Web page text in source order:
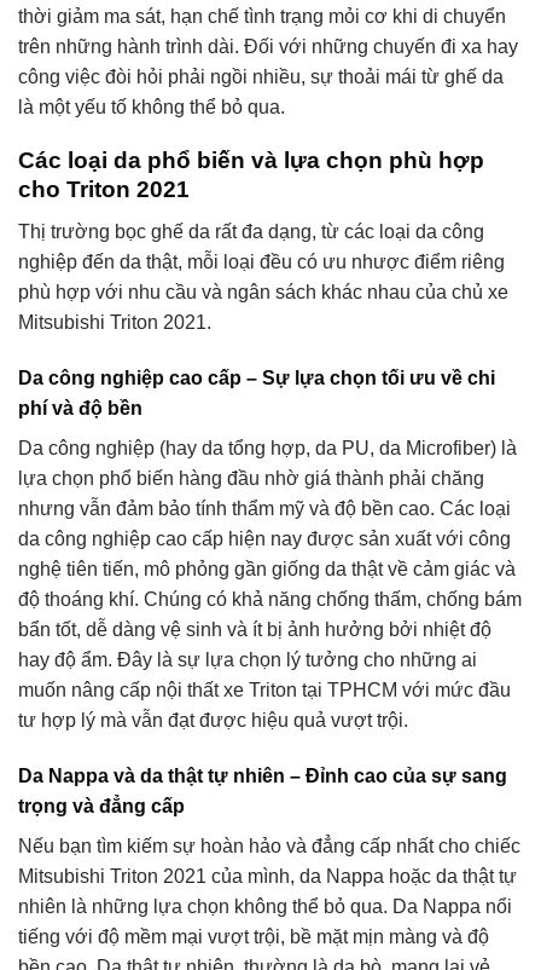
thời giảm ma sát, hạn chế tình trạng mỏi cơ khi di chuyển
trên những hành trình dài. Đối với những chuyến đi xa hay
công việc đòi hỏi phải ngồi nhiều, sự thoải mái từ ghế da
là một yếu tố không thể bỏ qua.
Các loại da phổ biến và lựa chọn phù hợp
cho Triton 2021
Thị trường bọc ghế da rất đa dạng, từ các loại da công
nghiệp đến da thật, mỗi loại đều có ưu nhược điểm riêng
phù hợp với nhu cầu và ngân sách khác nhau của chủ xe
Mitsubishi Triton 2021.
Da công nghiệp cao cấp – Sự lựa chọn tối ưu về chi
phí và độ bền
Da công nghiệp (hay da tổng hợp, da PU, da Microfiber) là
lựa chọn phổ biến hàng đầu nhờ giá thành phải chăng
nhưng vẫn đảm bảo tính thẩm mỹ và độ bền cao. Các loại
da công nghiệp cao cấp hiện nay được sản xuất với công
nghệ tiên tiến, mô phỏng gần giống da thật về cảm giác và
độ thoáng khí. Chúng có khả năng chống thấm, chống bám
bẩn tốt, dễ dàng vệ sinh và ít bị ảnh hưởng bởi nhiệt độ
hay độ ẩm. Đây là sự lựa chọn lý tưởng cho những ai
muốn nâng cấp nội thất xe Triton tại TPHCM với mức đầu
tư hợp lý mà vẫn đạt được hiệu quả vượt trội.
Da Nappa và da thật tự nhiên – Đỉnh cao của sự sang
trọng và đẳng cấp
Nếu bạn tìm kiếm sự hoàn hảo và đẳng cấp nhất cho chiếc
Mitsubishi Triton 2021 của mình, da Nappa hoặc da thật tự
nhiên là những lựa chọn không thể bỏ qua. Da Nappa nổi
tiếng với độ mềm mại vượt trội, bề mặt mịn màng và độ